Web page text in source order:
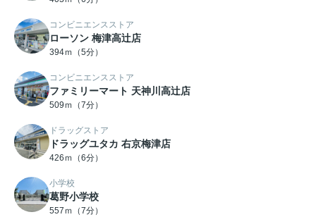
コンビニエンスストア
ローソン 梅津高辻店
394ｍ（5分）
コンビニエンスストア
ファミリーマート 天神川高辻店
509ｍ（7分）
ドラッグストア
ドラッグユタカ 右京梅津店
426ｍ（6分）
小学校
葛野小学校
557ｍ（7分）